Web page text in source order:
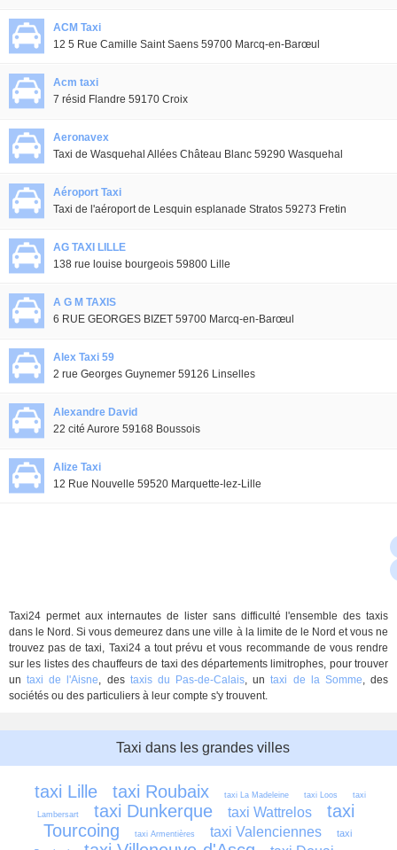
ACM Taxi
12 5 Rue Camille Saint Saens 59700 Marcq-en-Barœul
Acm taxi
7 résid Flandre 59170 Croix
Aeronavex
Taxi de Wasquehal Allées Château Blanc 59290 Wasquehal
Aéroport Taxi
Taxi de l'aéroport de Lesquin esplanade Stratos 59273 Fretin
AG TAXI LILLE
138 rue louise bourgeois 59800 Lille
A G M TAXIS
6 RUE GEORGES BIZET 59700 Marcq-en-Barœul
Alex Taxi 59
2 rue Georges Guynemer 59126 Linselles
Alexandre David
22 cité Aurore 59168 Boussois
Alize Taxi
12 Rue Nouvelle 59520 Marquette-lez-Lille
Taxi24 permet aux internautes de lister sans difficulté l'ensemble des taxis
dans le Nord. Si vous demeurez dans une ville à la limite de le Nord et vous ne
trouvez pas de taxi, Taxi24 a tout prévu et vous recommande de vous rendre
sur les listes des chauffeurs de taxi des départements limitrophes, pour trouver
untaxi de l'Aisne, des taxis du Pas-de-Calais, untaxi de la Somme, des
sociétés ou des particuliers à leur compte s'y trouvent.
Taxi dans les grandes villes
taxi Lille taxi Roubaix taxi La Madeleine taxi Loos taxi
Lambersart taxi Dunkerque taxi Wattrelos
taxi
Tourcoing
taxi Armentières taxi Valenciennes
taxi